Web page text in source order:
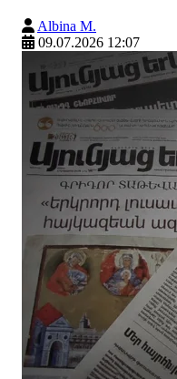
Albina M.
09.07.2026 12:07